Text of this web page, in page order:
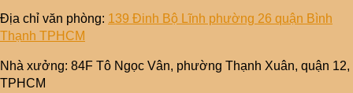
Địa chỉ văn phòng: 139 Đinh Bộ Lĩnh phường 26 quận Bình
Thạnh TPHCM
Nhà xưởng: 84F Tô Ngọc Vân, phường Thạnh Xuân, quận 12,
TPHCM